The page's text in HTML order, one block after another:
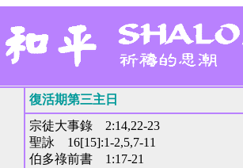
復活期第三主日
宗徒大事錄 2:14,22-23
聖詠 16[15]:1-2,5,7-11
伯多祿前書 1:17-21